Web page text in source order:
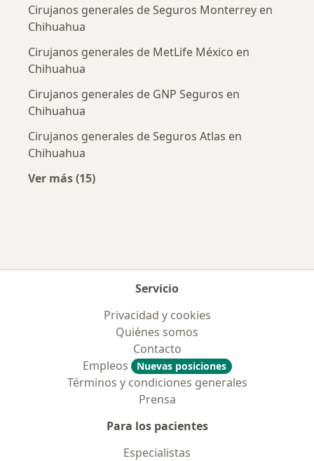
Cirujanos generales de Seguros Monterrey en
Chihuahua
Cirujanos generales de MetLife México en
Chihuahua
Cirujanos generales de GNP Seguros en
Chihuahua
Cirujanos generales de Seguros Atlas en
Chihuahua
Ver más (15)
Servicio
Privacidad y cookies
Quiénes somos
Contacto
Empleos
Nuevas posiciones
Términos y condiciones generales
Prensa
Para los pacientes
Especialistas